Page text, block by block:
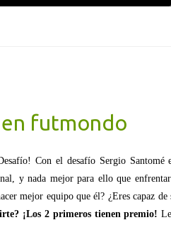
futmondo
Con el desafío Sergio Santomé
y nada mejor para ello que
mejor equipo que él? ¿Eres capaz
¡Los 2 primeros tienen premio!